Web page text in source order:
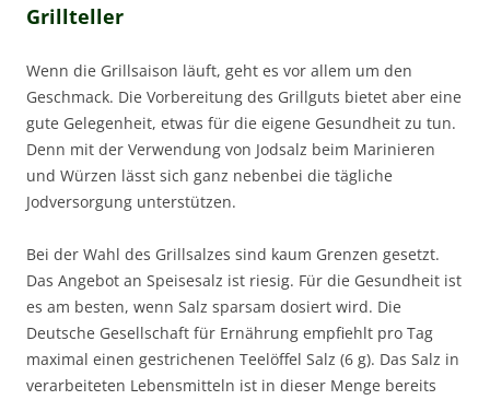
Grillteller
Wenn die Grillsaison läuft, geht es vor allem um den
Geschmack. Die Vorbereitung des Grillguts bietet aber eine
gute Gelegenheit, etwas für die eigene Gesundheit zu tun.
Denn mit der Verwendung von Jodsalz beim Marinieren
und Würzen lässt sich ganz nebenbei die tägliche
Jodversorgung unterstützen.
Bei der Wahl des Grillsalzes sind kaum Grenzen gesetzt.
Das Angebot an Speisesalz ist riesig. Für die Gesundheit ist
es am besten, wenn Salz sparsam dosiert wird. Die
Deutsche Gesellschaft für Ernährung empfiehlt pro Tag
maximal einen gestrichenen Teelöffel Salz (6 g). Das Salz in
verarbeiteten Lebensmitteln ist in dieser Menge bereits